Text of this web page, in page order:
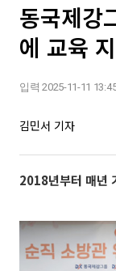
동국제강
에 교육
입력 2025-11-11
김민서 기자
2018년부터 매년